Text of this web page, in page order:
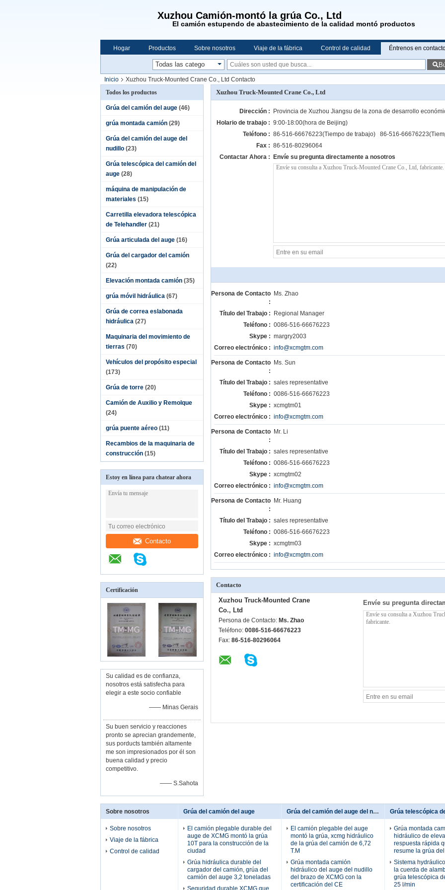
Xuzhou Camión-montó la grúa Co., Ltd
El camión estupendo de abastecimiento de la calidad montó productos
Hogar Productos Sobre nosotros Viaje de la fábrica Control de calidad Éntrenos en
Inicio
Xuzhou Truck-Mounted Crane Co., Ltd Contacto
Todos los productos
Grúa del camión del auge (46)
grúa montada camión (29)
Grúa del camión del auge del
nudillo (23)
Grúa telescópica del camión del
auge (28)
máquina de manipulación de
materiales (15)
Carretilla elevadora telescópica
de Telehandler (21)
Grúa articulada del auge (16)
Grúa del cargador del camión
(22)
Elevación montada camión (35)
grúa móvil hidráulica (67)
Grúa de correa eslabonada
hidráulica (27)
Maquinaria del movimiento de
tierras (70)
Vehículos del propósito especial
(173)
Grúa de torre (20)
Camión de Auxilio y Remolque
(24)
grúa puente aéreo (11)
Recambios de la maquinaria de
construcción (15)
Estoy en línea para chatear ahora
Contacto
Certificación
Su calidad es de confianza,
nosotros está satisfecha para
elegir a este socio confiable
—— Minas Gerais
Su buen servicio y reacciones
pronto se aprecian grandemente,
sus porducts también altamente
me son impresionados por él son
buena calidad y precio
competitivo.
—— S.Sahota
Xuzhou Truck-Mounted Crane Co., Ltd
Dirección :
Provincia de Xuzhou Jiangsu de la zona de desarrollo
Holario de trabajo : 9:00-18:00(hora de Beijing)
Teléfono : 86-516-66676223(Tiempo de trabajo) 86-516-
Fax : 86-516-80296064
Contactar Ahora :
Envíe su pregunta directamente a nosotros
Persona de Contacto
:
Ms. Zhao
Título del Trabajo :
Regional Manager
Teléfono : 0086-516-66676223
Skype : margry2003
Correo electrónico : info@xcmgtm.com
Persona de Contacto
:
Ms. Sun
Título del Trabajo : sales representative
Teléfono : 0086-516-66676223
Skype : xcmgtm01
Correo electrónico : info@xcmgtm.com
Persona de Contacto
:
Mr. Li
Título del Trabajo : sales representative
Teléfono : 0086-516-66676223
Skype : xcmgtm02
Correo electrónico : info@xcmgtm.com
Persona de Contacto
:
Mr. Huang
Título del Trabajo : sales representative
Teléfono : 0086-516-66676223
Skype : xcmgtm03
Correo electrónico : info@xcmgtm.com
Contacto
Xuzhou Truck-Mounted Crane
Co., Ltd
Persona de Contacto: Ms. Zhao
Teléfono: 0086-516-66676223
Fax: 86-516-80296064
Envíe su pregunta
Sobre nosotros
Sobre nosotros
Viaje de la fábrica
Control de calidad
Grúa del camión del auge
El camión plegable durable del
auge de XCMG montó la grúa
10T para la construcción de la
ciudad
Grúa hidráulica durable del
cargador del camión, grúa del
camión del auge 3,2 toneladas
Seguridad durable XCMG que
Grúa del camión del auge del nudillo
El camión plegable del auge
montó la grúa, xcmg hidráulico
de la grúa del camión de 6,72
T.M
Grúa montada camión
hidráulico del auge del nudillo
del brazo de XCMG con la
certificación del CE
Grúa montada
hidráulico de
respuesta rápida
resume la grúa
Sistema
la cuerda de
grúa telescópica
25 l/min